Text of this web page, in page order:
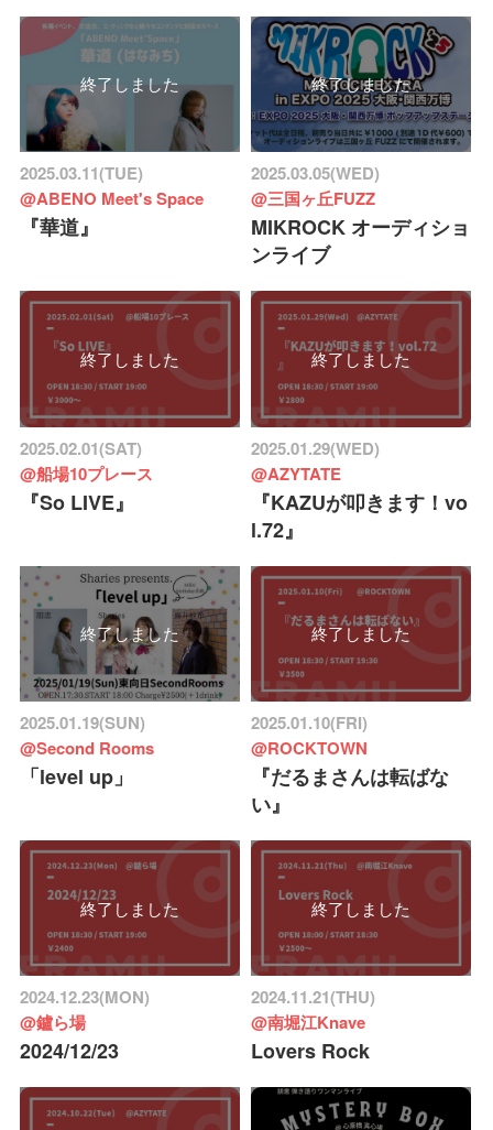
終了しました
2025.03.11(TUE)
@ABENO Meet's Space
『華道』
終了しました
2025.03.05(WED)
@三国ヶ丘FUZZ
MIKROCK オーディショ
ンライブ
終了しました
2025.02.01(SAT)
@船場10プレース
『So LIVE』
終了しました
2025.01.29(WED)
@AZYTATE
『KAZUが叩きます！vo
l.72』
終了しました
2025.01.19(SUN)
@Second Rooms
「level up」
終了しました
2025.01.10(FRI)
@ROCKTOWN
『だるまさんは転ばな
い』
終了しました
2024.12.23(MON)
@鑪ら場
2024/12/23
終了しました
2024.11.21(THU)
@南堀江Knave
Lovers Rock